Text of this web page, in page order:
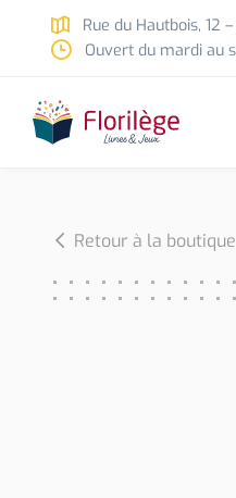
Skip to main content
Rue du Hautbois, 12
Ouvert du mardi au
Retour à la boutique